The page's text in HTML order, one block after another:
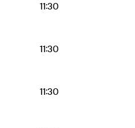
11:30
11:30
11:30